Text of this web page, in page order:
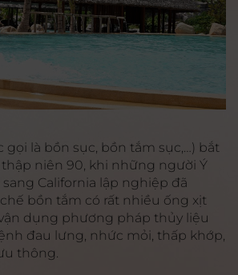
gọi là bồn sục, bồn tắm sục,…) bắt
niên 90, khi những người Ý
California lập nghiệp đã
bồn tắm có rất nhiều ống xịt
dụng phương pháp thủy liệu
đau lưng, nhức mỏi, thấp khớp,
thông.